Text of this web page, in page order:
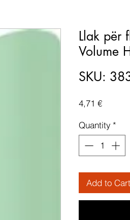
Llak për
Volume
SKU:
4,71 €Price
Quantity *
Add to Cart